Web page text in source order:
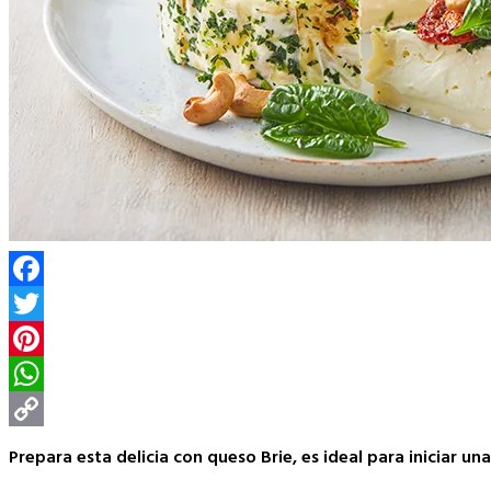
Facebook
Twitter
Pinterest
WhatsApp
Copy
Prepara esta delicia con queso Brie, es ideal para iniciar